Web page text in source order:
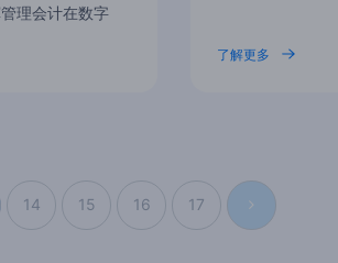
理会计在数字
了解更多
14 15 16 17